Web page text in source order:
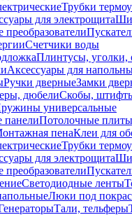
Трубки
для электрощита
преобразователи
Счетчики воды
Плинтусы, уголки,
Аксессуары для
Ручки дверныеЗамки
дюбелиСкобы,
универсальные
панелиПотолочные плиты
пенаКлеи для
Трубки
для электрощита
преобразователи
Светодиодные ленты
Люки под
Тали, тельферы